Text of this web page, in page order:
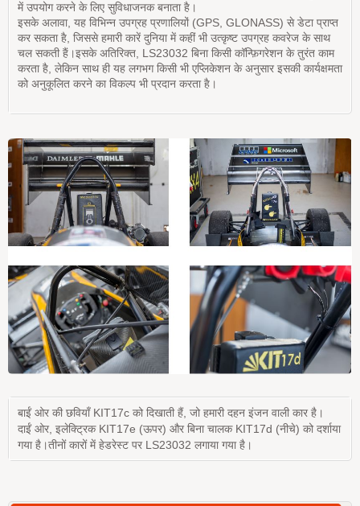
में उपयोग करने के लिए सुविधाजनक बनाता है।
इसके अलावा, यह विभिन्न उपग्रह प्रणालियों (GPS, GLONASS) से डेटा प्राप्त
कर सकता है, जिससे हमारी कारें दुनिया में कहीं भी उत्कृष्ट उपग्रह कवरेज के साथ
चल सकती हैं।इसके अतिरिक्त, LS23032 बिना किसी कॉन्फ़िगरेशन के तुरंत काम
करता है, लेकिन साथ ही यह लगभग किसी भी एप्लिकेशन के अनुसार इसकी कार्यक्षमता
को अनुकूलित करने का विकल्प भी प्रदान करता है।
बाईं ओर की छवियाँ KIT17c को दिखाती हैं, जो हमारी दहन इंजन वाली कार है।
दाईं ओर, इलेक्ट्रिक KIT17e (ऊपर) और बिना चालक KIT17d (नीचे) को दर्शाया
गया है।तीनों कारों में हेडरेस्ट पर LS23032 लगाया गया है।